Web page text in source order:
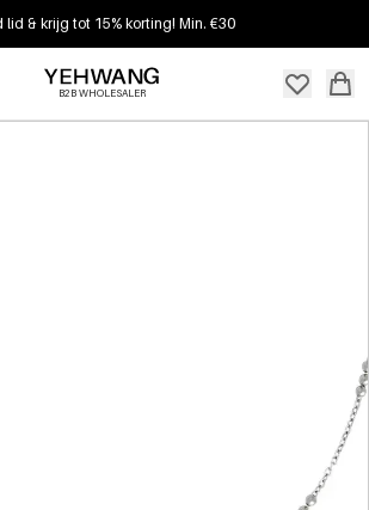
lid & krijg tot 15% korting! Min. €30
B2B WHOLESALER